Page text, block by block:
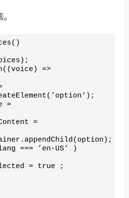
=>
=
=
=== ’en-US‘ )
= true ;